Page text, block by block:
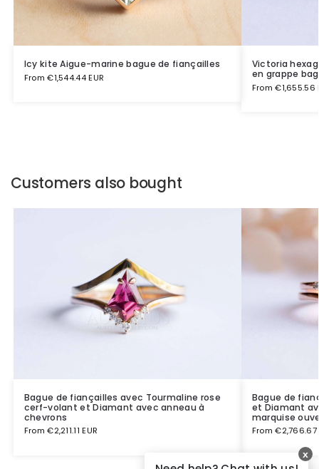
Icy kite Aigue-marine bague de fiançailles
From€1,544.44 EUR
Victoria
en grappe
From€1,655.56
Customers also bought
Bague de fiançailles avec Tourmaline rose
cerf-volant et Diamant avec anneau à
chevrons
From€2,211.11 EUR
Bague de
et Diamant
marquise
From€2,766.67
x